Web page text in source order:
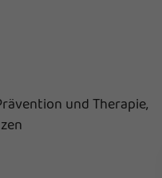
und Therapie,